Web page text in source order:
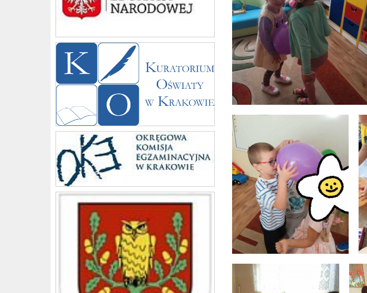
Kuratorium
Komisja
Gmina